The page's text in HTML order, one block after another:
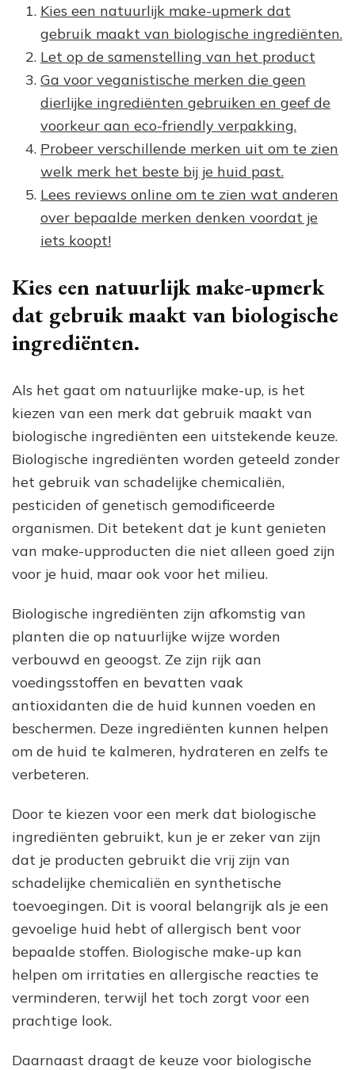
Kies een natuurlijk make-upmerk dat
gebruik maakt van biologische ingrediënten.
Let op de samenstelling van het product
Ga voor veganistische merken die geen
dierlijke ingrediënten gebruiken en geef de
voorkeur aan eco-friendly verpakking.
Probeer verschillende merken uit om te zien
welk merk het beste bij je huid past.
Lees reviews online om te zien wat anderen
over bepaalde merken denken voordat je
iets koopt!
Kies een natuurlijk make-upmerk
dat gebruik maakt van biologische
ingrediënten.
Als het gaat om natuurlijke make-up, is het
kiezen van een merk dat gebruik maakt van
biologische ingrediënten een uitstekende keuze.
Biologische ingrediënten worden geteeld zonder
het gebruik van schadelijke chemicaliën,
pesticiden of genetisch gemodificeerde
organismen. Dit betekent dat je kunt genieten
van make-upproducten die niet alleen goed zijn
voor je huid, maar ook voor het milieu.
Biologische ingrediënten zijn afkomstig van
planten die op natuurlijke wijze worden
verbouwd en geoogst. Ze zijn rijk aan
voedingsstoffen en bevatten vaak
antioxidanten die de huid kunnen voeden en
beschermen. Deze ingrediënten kunnen helpen
om de huid te kalmeren, hydrateren en zelfs te
verbeteren.
Door te kiezen voor een merk dat biologische
ingrediënten gebruikt, kun je er zeker van zijn
dat je producten gebruikt die vrij zijn van
schadelijke chemicaliën en synthetische
toevoegingen. Dit is vooral belangrijk als je een
gevoelige huid hebt of allergisch bent voor
bepaalde stoffen. Biologische make-up kan
helpen om irritaties en allergische reacties te
verminderen, terwijl het toch zorgt voor een
prachtige look.
Daarnaast draagt de keuze voor biologische